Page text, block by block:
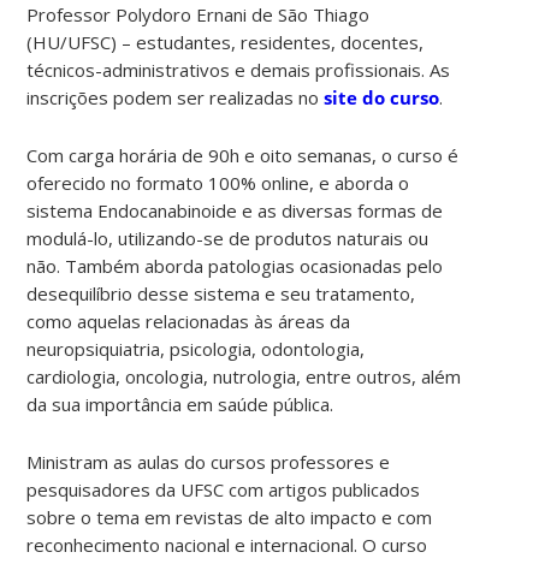
Professor Polydoro Ernani de São Thiago
(HU/UFSC) – estudantes, residentes, docentes,
técnicos-administrativos e demais profissionais. As
inscrições podem ser realizadas nosite do curso.
Com carga horária de 90h e oito semanas, o curso é
oferecido no formato 100% online, e aborda o
sistema Endocanabinoide e as diversas formas de
modulá-lo, utilizando-se de produtos naturais ou
não. Também aborda patologias ocasionadas pelo
desequilíbrio desse sistema e seu tratamento,
como aquelas relacionadas às áreas da
neuropsiquiatria, psicologia, odontologia,
cardiologia, oncologia, nutrologia, entre outros, além
da sua importância em saúde pública.
Ministram as aulas do cursos professores e
pesquisadores da UFSC com artigos publicados
sobre o tema em revistas de alto impacto e com
reconhecimento nacional e internacional. O curso